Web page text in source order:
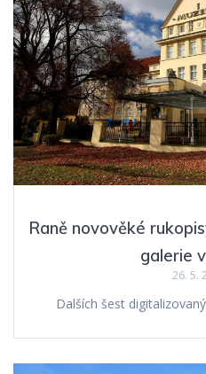
Raně novověké
galerie
26. 5.
Dalších šest